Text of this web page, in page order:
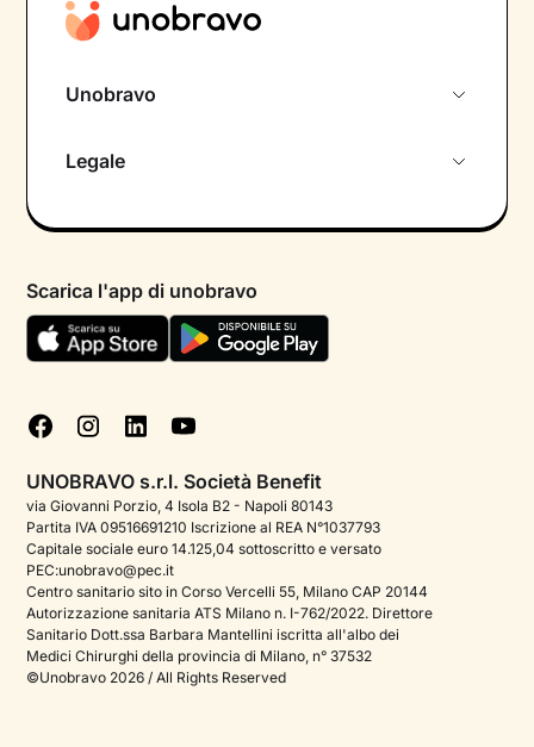
Unobravo
Psicologo in chat
Aiuto urgente
FAQ
Podcast di psicologia
Corporate
Psicologo italiano all'estero
Sala stampa
Bandi e premi
Legale
Termini e condizioni
Informativa Privacy
Cookie policy
Gestisci cookie
Scarica l'app di unobravo
UNOBRAVO s.r.l. Società Benefit
via Giovanni Porzio, 4 Isola B2 - Napoli 80143
Partita IVA 09516691210 Iscrizione al REA N°1037793
Capitale sociale euro 14.125,04 sottoscritto e versato
PEC:unobravo@pec.it
Centro sanitario sito in Corso Vercelli 55, Milano CAP 20144
Autorizzazione sanitaria ATS Milano n. I-762/2022. Direttore
Sanitario Dott.ssa Barbara Mantellini iscritta all'albo dei
Medici Chirurghi della provincia di Milano, n° 37532
©Unobravo 2026 / All Rights Reserved